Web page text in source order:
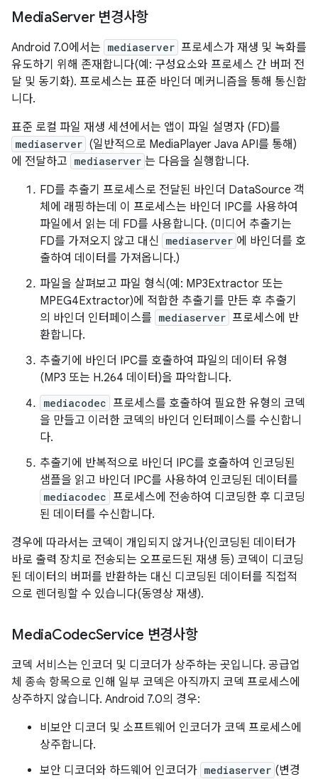
MediaServer 변경사항
Android 7.0에서는 mediaserver 프로세스가 재생 및 녹화를
유도하기 위해 존재합니다(예: 구성요소와 프로세스 간 버퍼 전
달 및 동기화). 프로세스는 표준 바인더 메커니즘을 통해 통신합
니다.
표준 로컬 파일 재생 세션에서는 앱이 파일 설명자 (FD)를
mediaserver (일반적으로 MediaPlayer Java API를 통해)
에 전달하고 mediaserver 는 다음을 실행합니다.
FD를 추출기 프로세스로 전달된 바인더 DataSource 객
체에 래핑하는데 이 프로세스는 바인더 IPC를 사용하여
파일에서 읽는 데 FD를 사용합니다. (미디어 추출기는
FD를 가져오지 않고 대신
mediaserver 에 바인더를 호
출하여 데이터를 가져옵니다.)
파일을 살펴보고 파일 형식(예: MP3Extractor 또는
MPEG4Extractor)에 적합한 추출기를 만든 후 추출기
의 바인더 인터페이스를 mediaserver 프로세스에 반
환합니다.
추출기에 바인더 IPC를 호출하여 파일의 데이터 유형
(MP3 또는 H.264 데이터)을 파악합니다.
mediacodec 프로세스를 호출하여 필요한 유형의 코덱
을 만들고 이러한 코덱의 바인더 인터페이스를 수신합니
다.
추출기에 반복적으로 바인더 IPC를 호출하여 인코딩된
샘플을 읽고 바인더 IPC를 사용하여 인코딩된 데이터를
mediacodec 프로세스에 전송하여 디코딩한 후 디코딩
된 데이터를 수신합니다.
경우에 따라서는 코덱이 개입되지 않거나(인코딩된 데이터가
바로 출력 장치로 전송되는 오프로드된 재생 등) 코덱이 디코딩
된 데이터의 버퍼를 반환하는 대신 디코딩된 데이터를 직접적
으로 렌더링할 수 있습니다(동영상 재생).
MediaCodecService 변경사항
코덱 서비스는 인코더 및 디코더가 상주하는 곳입니다. 공급업
체 종속 항목으로 인해 일부 코덱은 아직까지 코덱 프로세스에
상주하지 않습니다. Android 7.0의 경우:
비보안 디코더 및 소프트웨어 인코더가 코덱 프로세스에
상주합니다.
보안 디코더와 하드웨어 인코더가 mediaserver (변경